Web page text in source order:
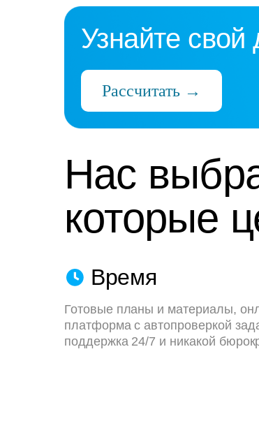
Узнайте свой
Рассчитать →
Нас
которые
Время
Готовые планы и материалы,
платформа с автопроверкой
поддержка 24/7 и никакой